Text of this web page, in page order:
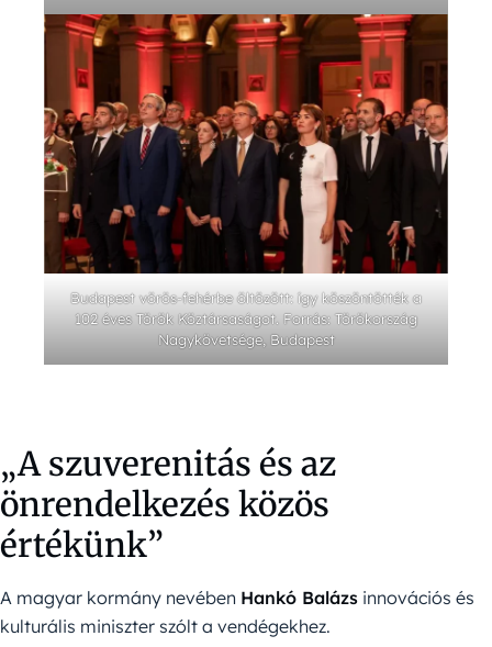
Budapest vörös-fehérbe öltözött: így köszöntötték a
102 éves Török Köztársaságot. Forrás: Törökország
Nagykövetsége, Budapest
„A szuverenitás és az
önrendelkezés közös
értékünk”
A magyar kormány nevében Hankó Balázs innovációs és
kulturális miniszter szólt a vendégekhez.